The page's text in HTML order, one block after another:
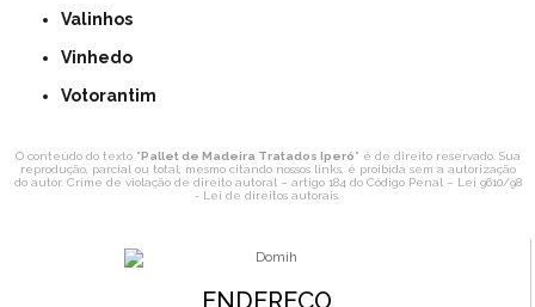
Valinhos
Vinhedo
Votorantim
O conteúdo do texto "Pallet de Madeira Tratados Iperó" é de direito reservado. Sua
reprodução, parcial ou total, mesmo citando nossos links, é proibida sem a autorização
do autor. Crime de violação de direito autoral – artigo 184 do Código Penal – Lei 9610/98
- Lei de direitos autorais
ENDEREÇO